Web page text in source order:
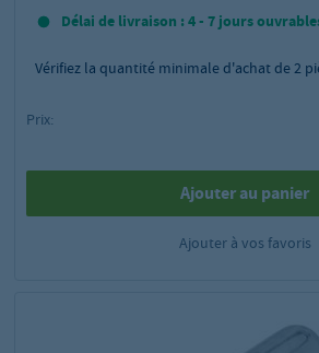
Délai de livraison : 4 - 7 jours
Vérifiez la quantité minimale d'achat de2
Prix:
Ajouter au panier
Ajouter à vos favoris